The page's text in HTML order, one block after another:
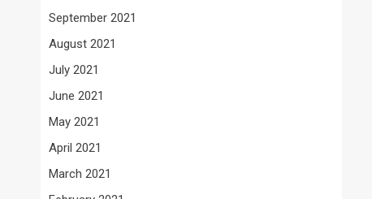
September 2021
August 2021
July 2021
June 2021
May 2021
April 2021
March 2021